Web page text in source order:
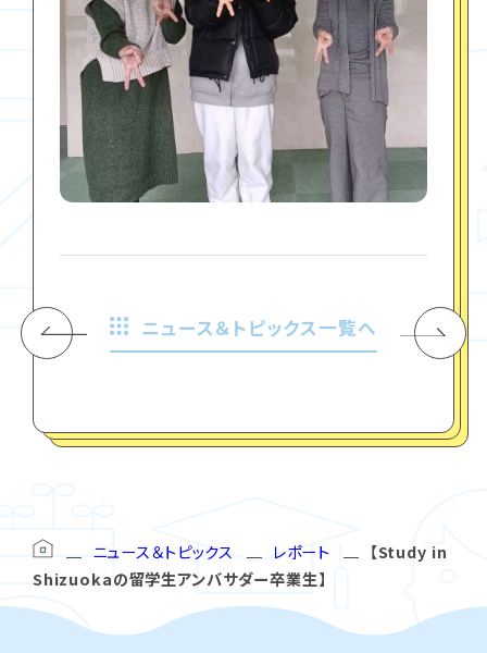
ニュース＆トピックス一覧へ
ニュース＆トピックス レポート
【Study in
Shizuokaの留学生アンバサダー卒業生】